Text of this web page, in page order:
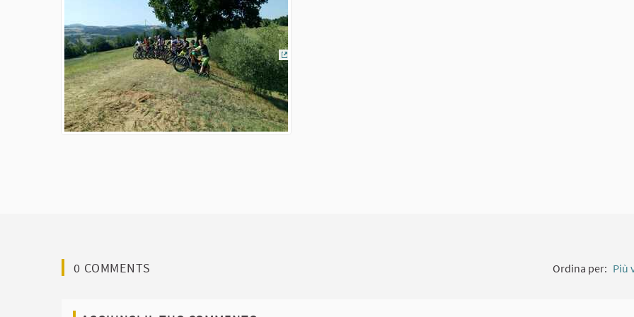
(Collegamento esterno)
0 COMMENTS Ordina per: Più